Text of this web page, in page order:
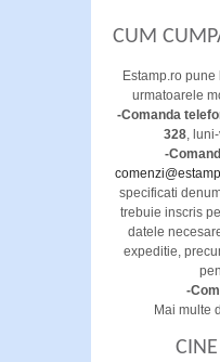
CUM
Estamp.ro
urmatoarele
-Comanda
328,
-
specificati
trebuie inscris
datele
expeditie,
-
Mai multe